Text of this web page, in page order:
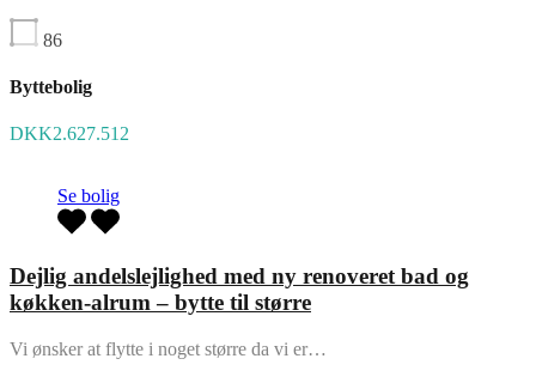
86
Byttebolig
DKK2.627.512
Se bolig
Dejlig andelslejlighed med ny renoveret bad og
køkken-alrum – bytte til større
Vi ønsker at flytte i noget større da vi er…